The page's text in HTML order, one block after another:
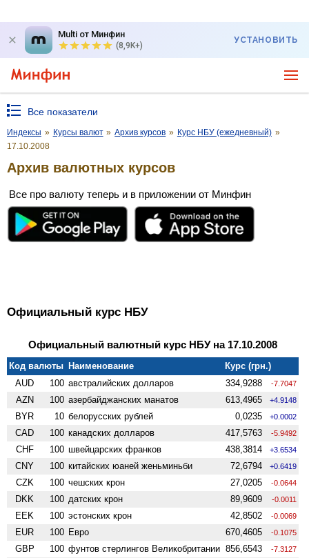
Multi от Минфин
(8,9K+)
УСТАНОВИТЬ
Все показатели
Индексы » Курсы валют » Архив курсов » Курс НБУ (ежедневный) »
17.10.2008
Архив валютных курсов
Все про валюту теперь и в приложении от Минфин
Официальный курс НБУ
Официальный валютный курс НБУ на 17.10.2008
Код валюты Наименование
Курс (грн.)
AUD
100 австралийских долларов 334,9288 -7.7047
AZN 100 азербайджанских манатов 613,4965 +4.9148
BYR 10 белорусских рублей 0,0235 +0.0002
CAD 100 канадских долларов 417,5763 -5.9492
CHF 100 швейцарских франков 438,3814 +3.6534
CNY 100 китайских юаней женьминьби 72,6794 +0.6419
CZK 100 чешских крон 27,0205 -0.0644
DKK 100 датских крон 89,9609 -0.0011
EEK 100 эстонских крон 42,8502 -0.0069
EUR 100 Евро 670,4605 -0.1075
GBP 100 фунтов стерлингов Велико­британии 856,6543 -7.3127